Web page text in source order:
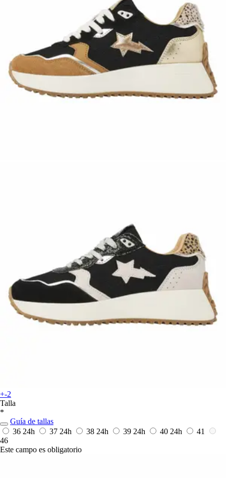
+-2
Talla
*
Guía de tallas
36 24h 37 24h 38 24h 39 24h 40 24h
41
46
Este campo es obligatorio